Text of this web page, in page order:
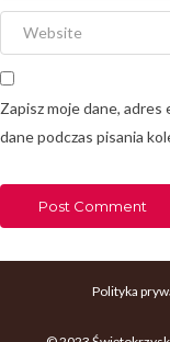
Zapisz moje dane,
dane podczas pisania
Polityka